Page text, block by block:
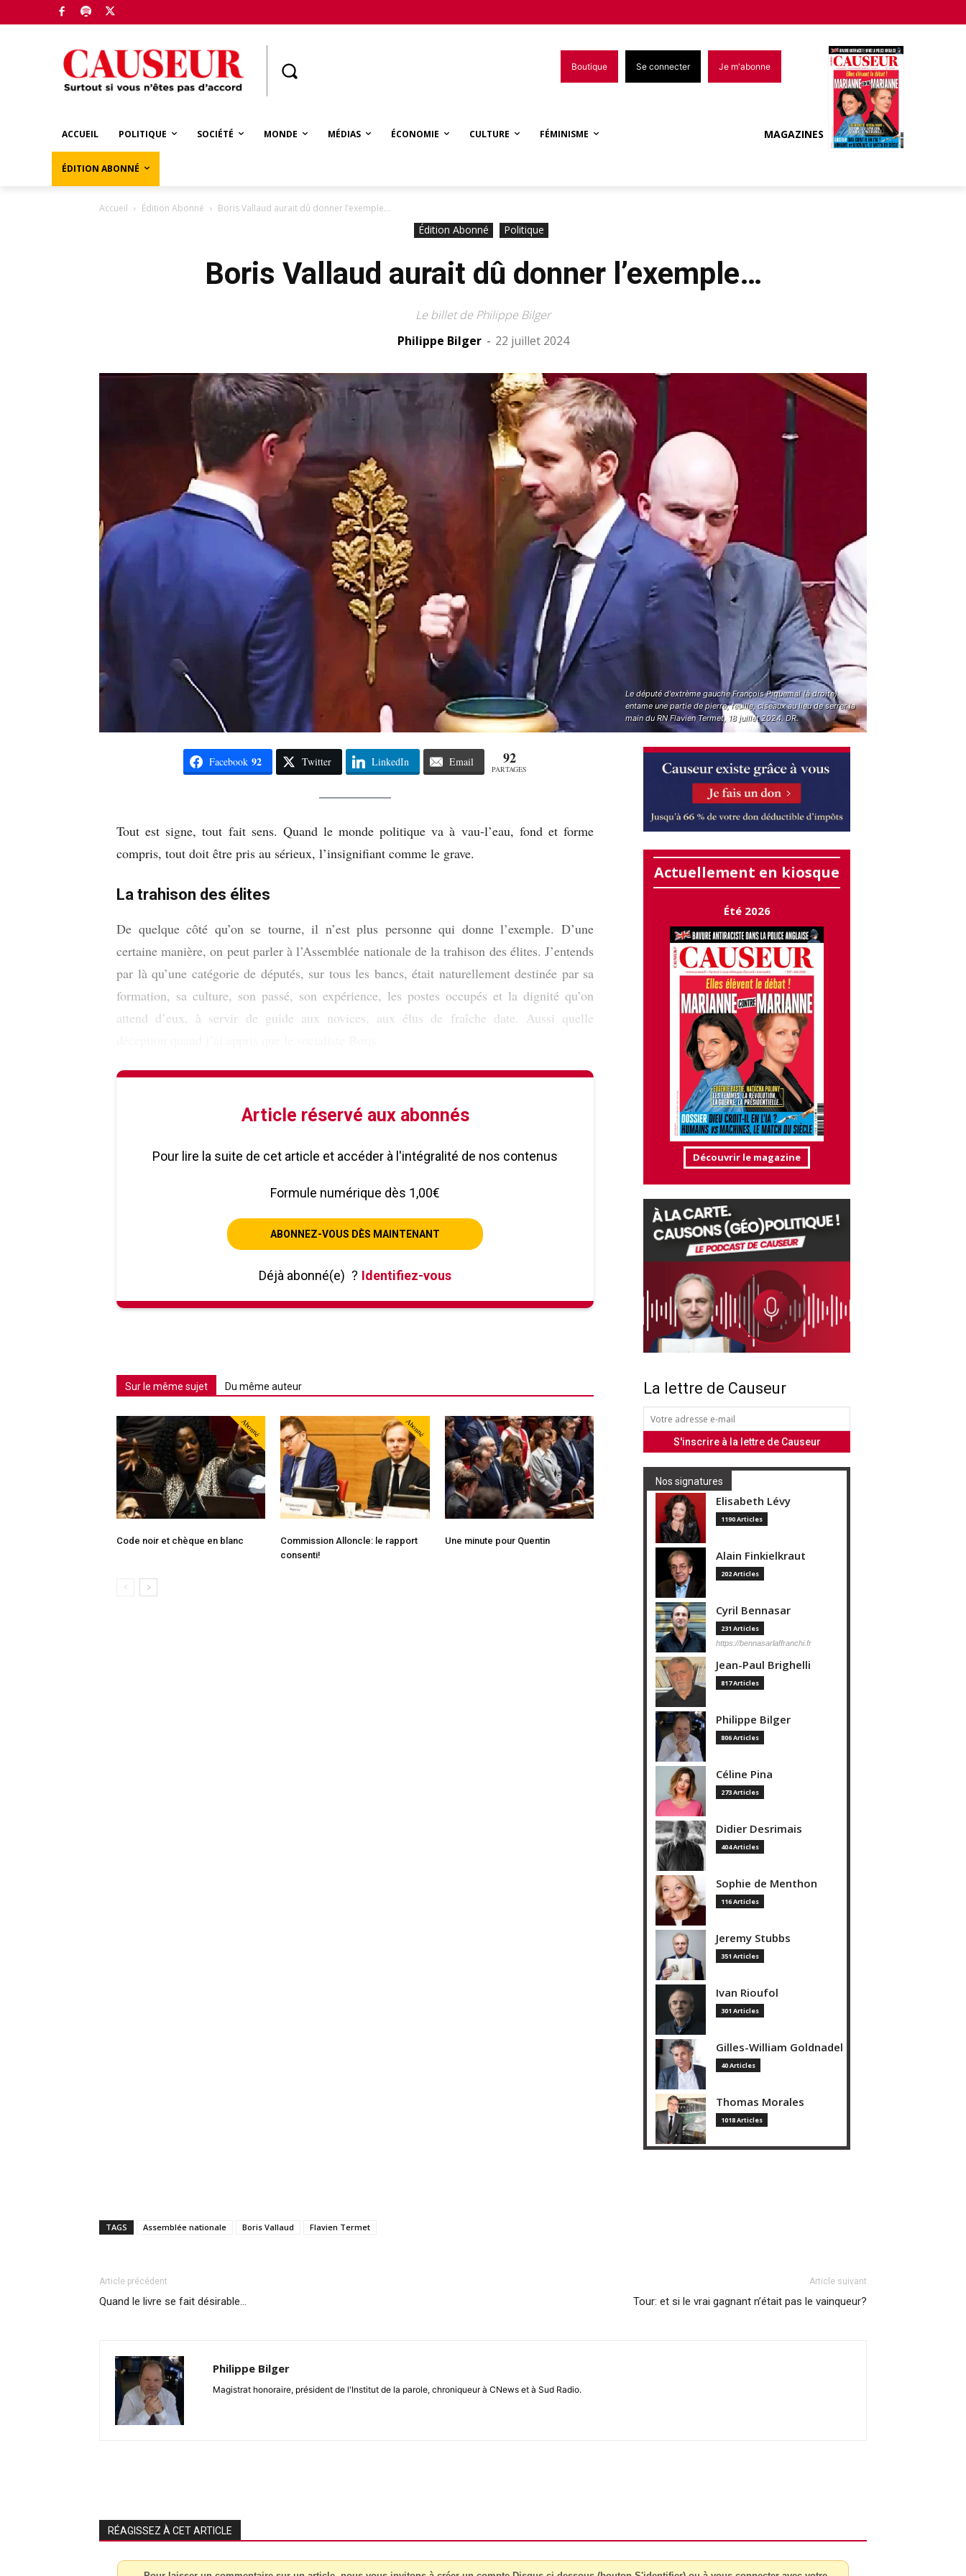
Boutique Se connecter Je m'abonne
ACCUEIL POLITIQUE SOCIÉTÉ MONDE MÉDIAS ÉCONOMIE CULTURE FÉMINISME
ÉDITION ABONNÉ
MAGAZINES
Accueil Édition Abonné Boris Vallaud aurait dû donner l’exemple…
Édition Abonné Politique
Boris Vallaud aurait dû donner l’exemple…
Le billet de Philippe Bilger
Philippe Bilger - 22 juillet 2024
Le député d'extrème gauche François Piquemal (à droite)
entame une partie de pierre, feuille, ciseaux au lieu de serrer la
main du RN Flavien Termet, 18 juillet 2024. DR.
Facebook 92 Twitter LinkedIn Email 92
PARTAGES
Tout est signe, tout fait sens. Quand le monde politique va à vau-l’eau, fond et forme
compris, tout doit être pris au sérieux, l’insignifiant comme le grave.
La trahison des élites
De quelque côté qu’on se tourne, il n’est plus personne qui donne l’exemple. D’une
certaine manière, on peut parler à l’Assemblée nationale de la trahison des élites. J’entends
par là qu’une catégorie de députés, sur tous les bancs, était naturellement destinée par sa
formation, sa culture, son passé, son expérience, les postes occupés et la dignité qu’on
attend d’eux, à servir de guide aux novices, aux élus de fraîche date. Aussi quelle
Article réservé aux abonnés
Pour lire la suite de cet article et accéder à l'intégralité de nos contenus
Formule numérique dès 1,00€
ABONNEZ-VOUS DÈS MAINTENANT
Déjà abonné(e) ? Identifiez-vous
Sur le même sujet Du même auteur
Abonné
Code noir et chèque en blanc
Abonné
Commission Alloncle: le rapport
consenti!
Une minute pour Quentin
Actuellement en kiosque
Été 2026
Découvrir le magazine
La lettre de Causeur
Nos signatures
Elisabeth Lévy
1190 Articles
Alain Finkielkraut
202 Articles
Cyril Bennasar
231 Articles
https://bennasarlaffranchi.fr
Jean-Paul Brighelli
817 Articles
Philippe Bilger
806 Articles
Céline Pina
273 Articles
Didier Desrimais
404 Articles
Sophie de Menthon
116 Articles
Jeremy Stubbs
351 Articles
Ivan Rioufol
301 Articles
Gilles-William Goldnadel
40 Articles
Thomas Morales
1018 Articles
TAGS Assemblée nationale Boris Vallaud Flavien Termet
Article précédent
Quand le livre se fait désirable…
Article suivant
Tour: et si le vrai gagnant n’était pas le vainqueur?
Philippe Bilger
Magistrat honoraire, président de l'Institut de la parole, chroniqueur à CNews et à Sud Radio.
RÉAGISSEZ À CET ARTICLE